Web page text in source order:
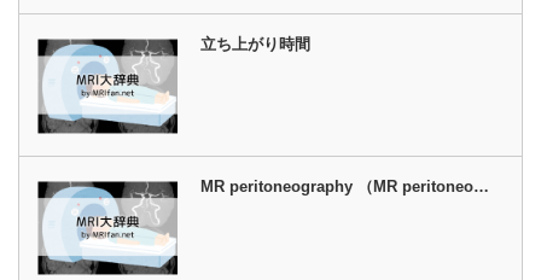
立ち上がり時間
MR peritoneography （MR peritoneo…